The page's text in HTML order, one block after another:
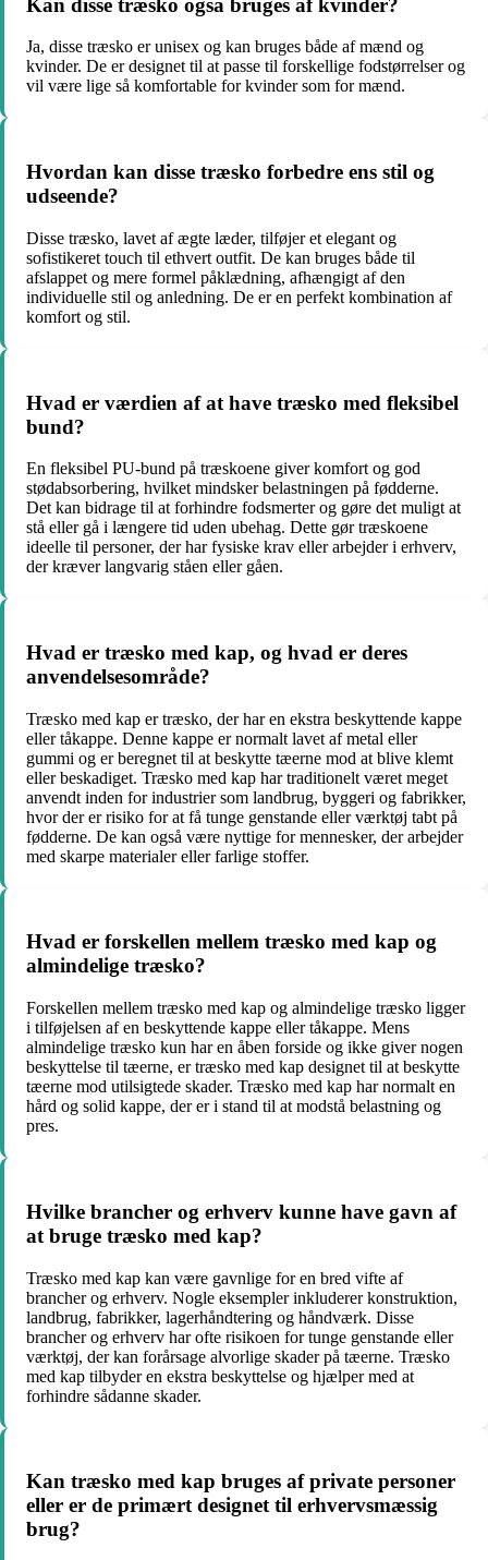
Ja, disse træsko er unisex og kan bruges både af mænd og
kvinder. De er designet til at passe til forskellige fodstørrelser og
vil være lige så komfortable for kvinder som for mænd.
Hvordan kan disse træsko forbedre ens stil og
udseende?
Disse træsko, lavet af ægte læder, tilføjer et elegant og
sofistikeret touch til ethvert outfit. De kan bruges både til
afslappet og mere formel påklædning, afhængigt af den
individuelle stil og anledning. De er en perfekt kombination af
komfort og stil.
Hvad er værdien af at have træsko med fleksibel
bund?
En fleksibel PU-bund på træskoene giver komfort og god
stødabsorbering, hvilket mindsker belastningen på fødderne.
Det kan bidrage til at forhindre fodsmerter og gøre det muligt at
stå eller gå i længere tid uden ubehag. Dette gør træskoene
ideelle til personer, der har fysiske krav eller arbejder i erhverv,
der kræver langvarig ståen eller gåen.
Hvad er træsko med kap, og hvad er deres
anvendelsesområde?
Træsko med kap er træsko, der har en ekstra beskyttende kappe
eller tåkappe. Denne kappe er normalt lavet af metal eller
gummi og er beregnet til at beskytte tæerne mod at blive klemt
eller beskadiget. Træsko med kap har traditionelt været meget
anvendt inden for industrier som landbrug, byggeri og fabrikker,
hvor der er risiko for at få tunge genstande eller værktøj tabt på
fødderne. De kan også være nyttige for mennesker, der arbejder
med skarpe materialer eller farlige stoffer.
Hvad er forskellen mellem træsko med kap og
almindelige træsko?
Forskellen mellem træsko med kap og almindelige træsko ligger
i tilføjelsen af en beskyttende kappe eller tåkappe. Mens
almindelige træsko kun har en åben forside og ikke giver nogen
beskyttelse til tæerne, er træsko med kap designet til at beskytte
tæerne mod utilsigtede skader. Træsko med kap har normalt en
hård og solid kappe, der er i stand til at modstå belastning og
pres.
Hvilke brancher og erhverv kunne have gavn af
at bruge træsko med kap?
Træsko med kap kan være gavnlige for en bred vifte af
brancher og erhverv. Nogle eksempler inkluderer konstruktion,
landbrug, fabrikker, lagerhåndtering og håndværk. Disse
brancher og erhverv har ofte risikoen for tunge genstande eller
værktøj, der kan forårsage alvorlige skader på tæerne. Træsko
med kap tilbyder en ekstra beskyttelse og hjælper med at
forhindre sådanne skader.
Kan træsko med kap bruges af private personer
eller er de primært designet til erhvervsmæssig
brug?